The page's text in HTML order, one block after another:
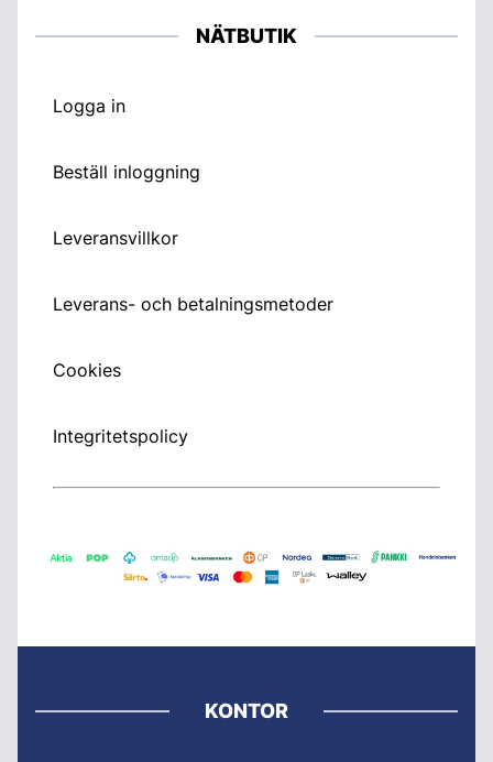
NÄTBUTIK
Logga in
Beställ inloggning
Leveransvillkor
Leverans- och betalningsmetoder
Cookies
Integritetspolicy
KONTOR